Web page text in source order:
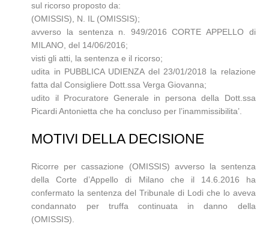
sul ricorso proposto da:
(OMISSIS), N. IL (OMISSIS);
avverso la sentenza n. 949/2016 CORTE APPELLO di
MILANO, del 14/06/2016;
visti gli atti, la sentenza e il ricorso;
udita in PUBBLICA UDIENZA del 23/01/2018 la relazione
fatta dal Consigliere Dott.ssa Verga Giovanna;
udito il Procuratore Generale in persona della Dott.ssa
Picardi Antonietta che ha concluso per l’inammissibilita’.
MOTIVI DELLA DECISIONE
Ricorre per cassazione (OMISSIS) avverso la sentenza
della Corte d’Appello di Milano che il 14.6.2016 ha
confermato la sentenza del Tribunale di Lodi che lo aveva
condannato per truffa continuata in danno della
(OMISSIS).